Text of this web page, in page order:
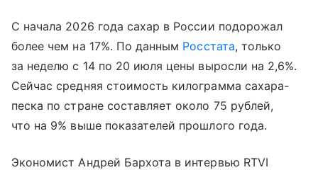
С начала 2026 года сахар в России подорожал
более чем на 17%. По данным Росстата, только
за неделю с 14 по 20 июля цены выросли на 2,6%.
Сейчас средняя стоимость килограмма сахара-
песка по стране составляет около 75 рублей,
что на 9% выше показателей прошлого года.
Экономист Андрей Бархота в интервью RTVI